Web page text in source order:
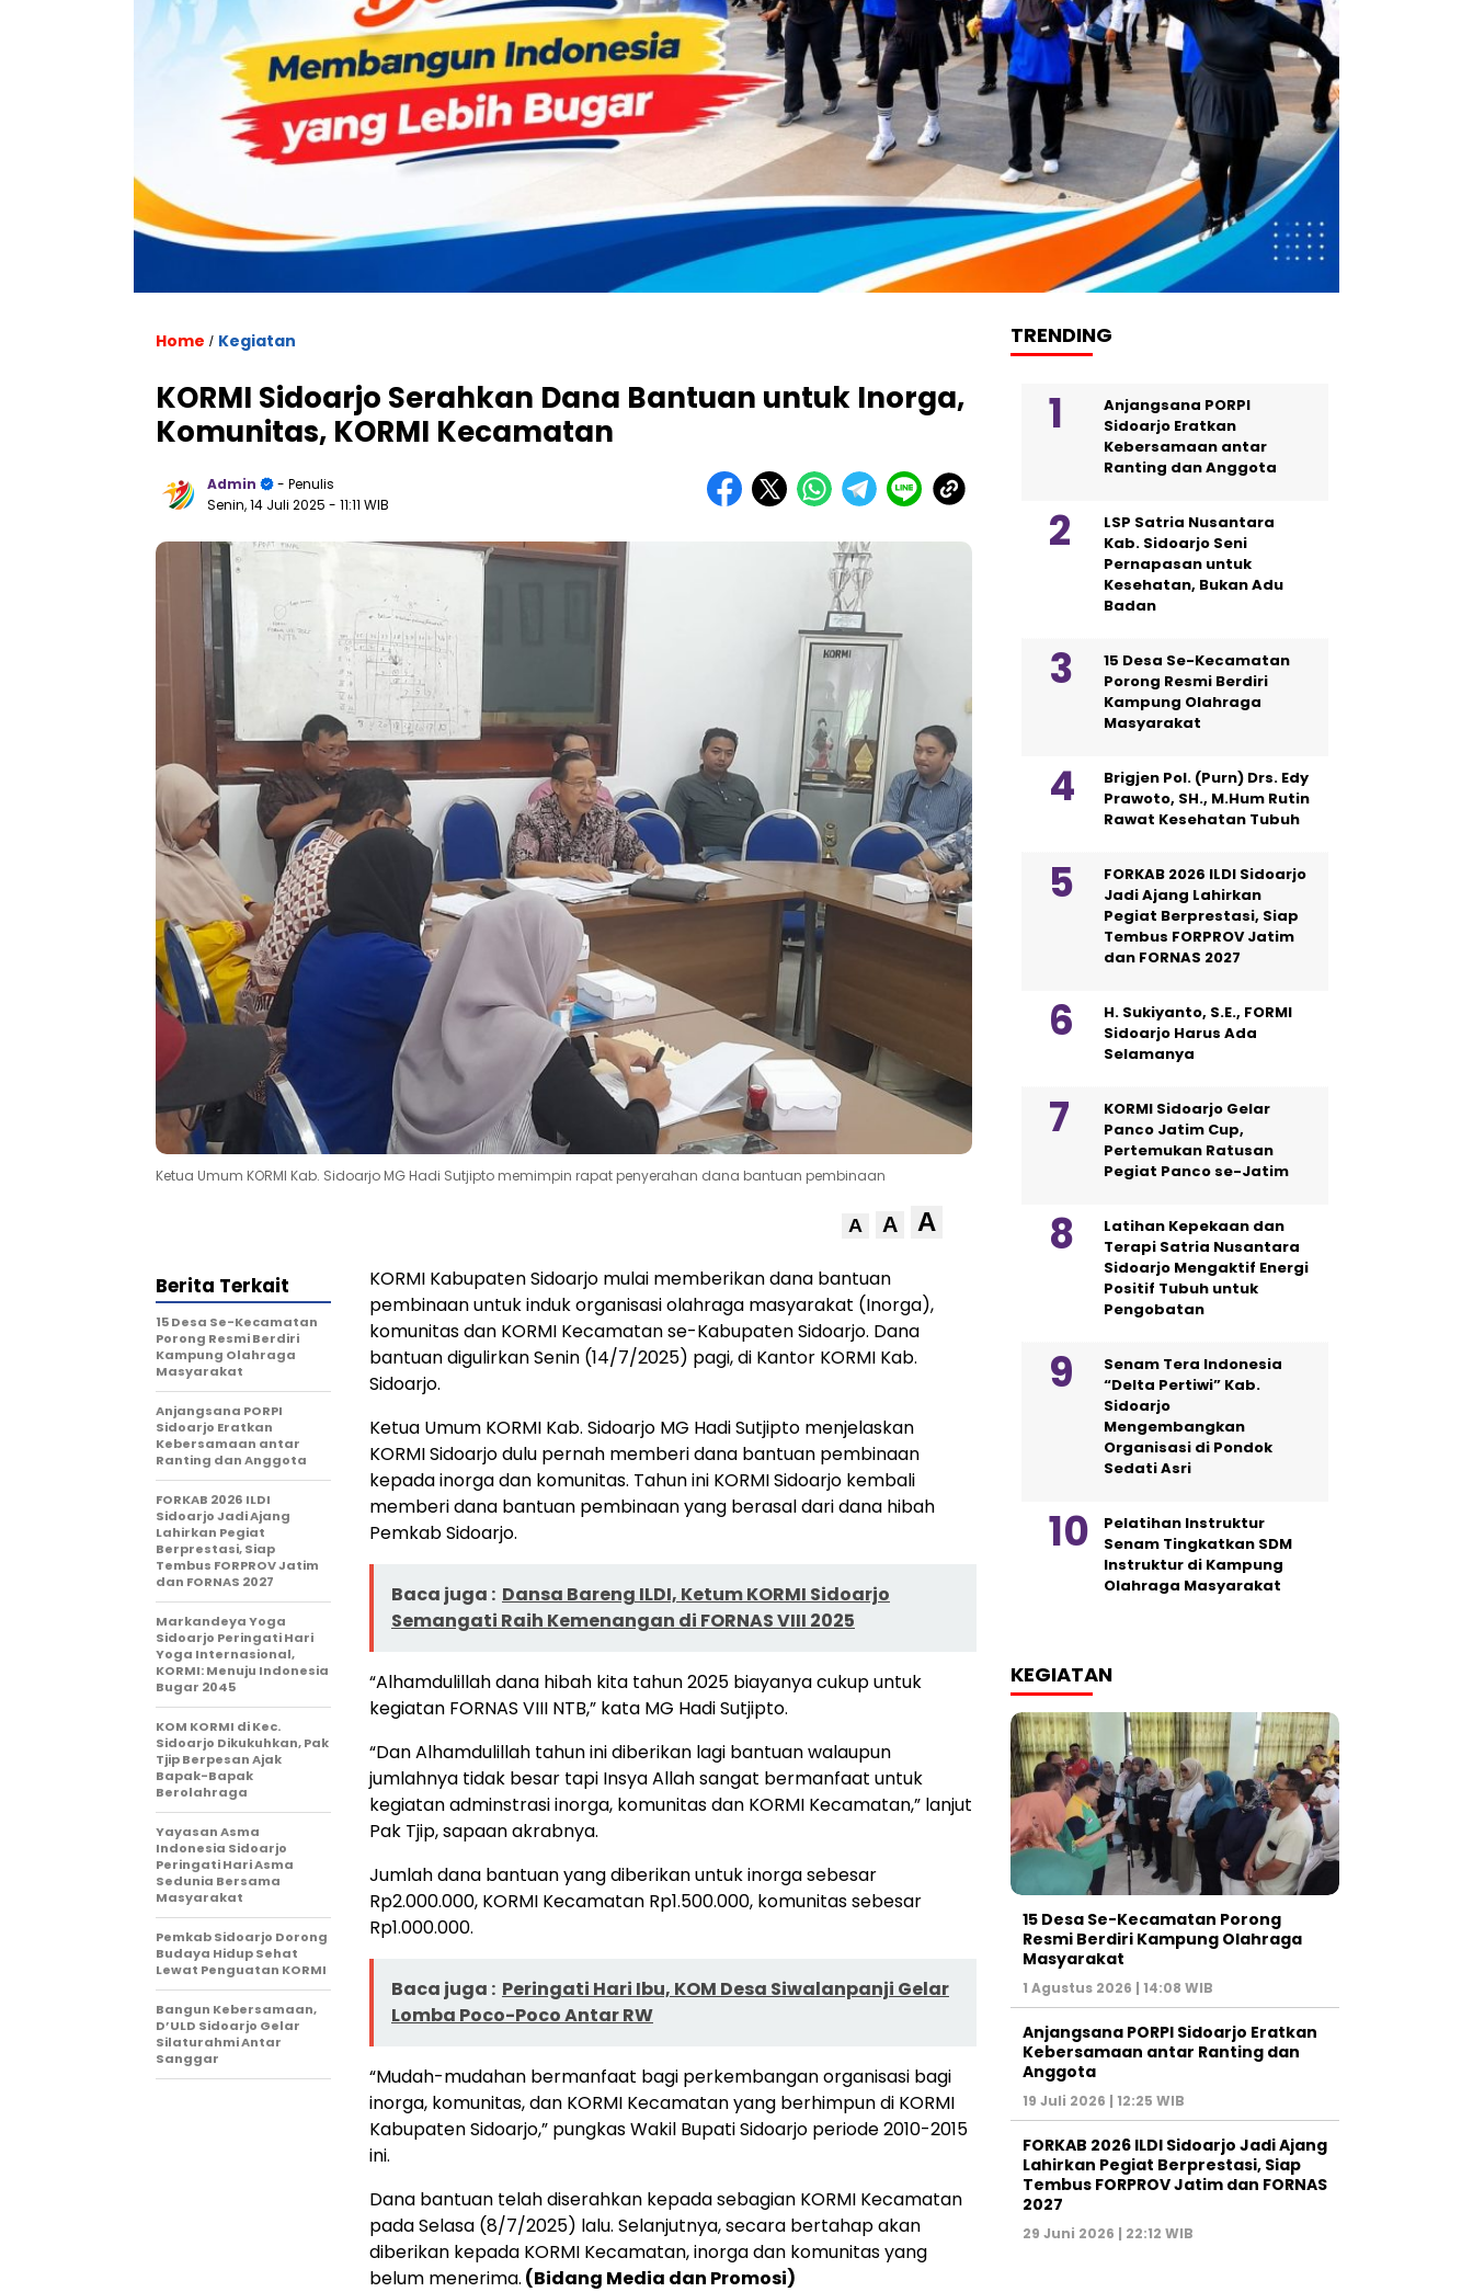
Home / Kegiatan
KORMI Sidoarjo Serahkan Dana Bantuan untuk Inorga,
Komunitas, KORMI Kecamatan
Admin
- Penulis
Senin, 14 Juli 2025 - 11:11 WIB
Ketua Umum KORMI Kab. Sidoarjo MG Hadi Sutjipto memimpin rapat penyerahan dana bantuan pembinaan
A A A
KORMI Kabupaten Sidoarjo mulai memberikan dana bantuan
pembinaan untuk induk organisasi olahraga masyarakat (Inorga),
komunitas dan KORMI Kecamatan se-Kabupaten Sidoarjo. Dana
bantuan digulirkan Senin (14/7/2025) pagi, di Kantor KORMI Kab.
Sidoarjo.
Ketua Umum KORMI Kab. Sidoarjo MG Hadi Sutjipto menjelaskan
KORMI Sidoarjo dulu pernah memberi dana bantuan pembinaan
kepada inorga dan komunitas. Tahun ini KORMI Sidoarjo kembali
memberi dana bantuan pembinaan yang berasal dari dana hibah
Pemkab Sidoarjo.
Baca juga : Dansa Bareng ILDI, Ketum KORMI Sidoarjo
Semangati Raih Kemenangan di FORNAS VIII 2025
“Alhamdulillah dana hibah kita tahun 2025 biayanya cukup untuk
kegiatan FORNAS VIII NTB,” kata MG Hadi Sutjipto.
“Dan Alhamdulillah tahun ini diberikan lagi bantuan walaupun
jumlahnya tidak besar tapi Insya Allah sangat bermanfaat untuk
kegiatan adminstrasi inorga, komunitas dan KORMI Kecamatan,” lanjut
Pak Tjip, sapaan akrabnya.
Jumlah dana bantuan yang diberikan untuk inorga sebesar
Rp2.000.000, KORMI Kecamatan Rp1.500.000, komunitas sebesar
Rp1.000.000.
Baca juga : Peringati Hari Ibu, KOM Desa Siwalanpanji Gelar
Lomba Poco-Poco Antar RW
“Mudah-mudahan bermanfaat bagi perkembangan organisasi bagi
inorga, komunitas, dan KORMI Kecamatan yang berhimpun di KORMI
Kabupaten Sidoarjo,” pungkas Wakil Bupati Sidoarjo periode 2010-2015
ini.
Dana bantuan telah diserahkan kepada sebagian KORMI Kecamatan
pada Selasa (8/7/2025) lalu. Selanjutnya, secara bertahap akan
diberikan kepada KORMI Kecamatan, inorga dan komunitas yang
belum menerima. (Bidang Media dan Promosi)
Berita Terkait
15 Desa Se-Kecamatan
Porong Resmi Berdiri
Kampung Olahraga
Masyarakat
Anjangsana PORPI
Sidoarjo Eratkan
Kebersamaan antar
Ranting dan Anggota
FORKAB 2026 ILDI
Sidoarjo Jadi Ajang
Lahirkan Pegiat
Berprestasi, Siap
Tembus FORPROV Jatim
dan FORNAS 2027
Markandeya Yoga
Sidoarjo Peringati Hari
Yoga Internasional,
KORMI: Menuju Indonesia
Bugar 2045
KOM KORMI di Kec.
Sidoarjo Dikukuhkan, Pak
Tjip Berpesan Ajak
Bapak-Bapak
Berolahraga
Yayasan Asma
Indonesia Sidoarjo
Peringati Hari Asma
Sedunia Bersama
Masyarakat
Pemkab Sidoarjo Dorong
Budaya Hidup Sehat
Lewat Penguatan KORMI
Bangun Kebersamaan,
D’ULD Sidoarjo Gelar
Silaturahmi Antar
Sanggar
TRENDING
Anjangsana PORPI
Sidoarjo Eratkan
Kebersamaan antar
Ranting dan Anggota
LSP Satria Nusantara
Kab. Sidoarjo Seni
Pernapasan untuk
Kesehatan, Bukan Adu
Badan
15 Desa Se-Kecamatan
Porong Resmi Berdiri
Kampung Olahraga
Masyarakat
Brigjen Pol. (Purn) Drs. Edy
Prawoto, SH., M.Hum Rutin
Rawat Kesehatan Tubuh
FORKAB 2026 ILDI Sidoarjo
Jadi Ajang Lahirkan
Pegiat Berprestasi, Siap
Tembus FORPROV Jatim
dan FORNAS 2027
H. Sukiyanto, S.E., FORMI
Sidoarjo Harus Ada
Selamanya
KORMI Sidoarjo Gelar
Panco Jatim Cup,
Pertemukan Ratusan
Pegiat Panco se-Jatim
Latihan Kepekaan dan
Terapi Satria Nusantara
Sidoarjo Mengaktif Energi
Positif Tubuh untuk
Pengobatan
Senam Tera Indonesia
“Delta Pertiwi” Kab.
Sidoarjo
Mengembangkan
Organisasi di Pondok
Sedati Asri
Pelatihan Instruktur
Senam Tingkatkan SDM
Instruktur di Kampung
Olahraga Masyarakat
KEGIATAN
15 Desa Se-Kecamatan Porong
Resmi Berdiri Kampung Olahraga
Masyarakat
1 Agustus 2026 | 14:08 WIB
Anjangsana PORPI Sidoarjo Eratkan
Kebersamaan antar Ranting dan
Anggota
19 Juli 2026 | 12:25 WIB
FORKAB 2026 ILDI Sidoarjo Jadi Ajang
Lahirkan Pegiat Berprestasi, Siap
Tembus FORPROV Jatim dan FORNAS
2027
29 Juni 2026 | 22:12 WIB